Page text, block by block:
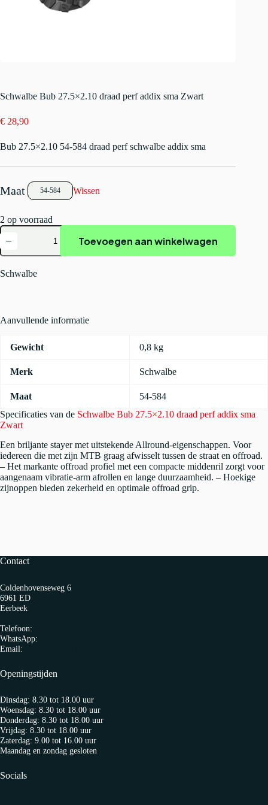
Schwalbe Bub 27.5×2.10 draad perf addix sma Zwart
€ 28,90
Bub 27.5×2.10 54-584 draad perf schwalbe addix sma
54-584 Wissen
2 op voorraad
Schwalbe
Bub
27.5x2.10
perf
Toevoegen aan winkelwagen
Schwalbe
Specificaties van de Schwalbe Bub 27.5×2.10 draad perf addix sma
Zwart
Een briljante stayer met uitstekende Allround-eigenschappen. Voor
iedereen die met zijn MTB graag afwisselt tussen de straat en offroad.
– Het markante offroad profiel met een compacte middenril zorgt voor
aangenaam vibratie-arm afrollen en lange duurzaamheid. – Hoekige
zijnoppen bieden zekerheid en optimale offroad grip.
Aanvullende informatie
Gewicht 0,8 kg
Merk Schwalbe
Maat 54-584
Contact
Coldenhovenseweg 6
6961 ED
Eerbeek
Telefoon:
WhatsApp:
Email:
Openingstijden
Dinsdag: 8.30 tot 18.00 uur
Woensdag: 8.30 tot 18.00 uur
Donderdag: 8.30 tot 18.00 uur
Vrijdag: 8.30 tot 18.00 uur
Zaterdag: 9.00 tot 16.00 uur
Maandag en zondag gesloten
Socials